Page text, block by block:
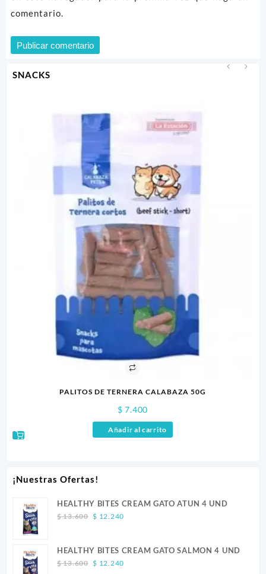
SNACKS
PALITOS DE TERNERA CALABAZA 50G
$ 7.400
Añadir al carrito
¡Nuestras Ofertas!
HEALTHY BITES CREAM GATO ATUN 4 UND
$13.600 Original
$ 13.600.
$ 12.240Current
$ 12.240.
HEALTHY BITES CREAM GATO SALMON 4 UND
$13.600 Original
$ 12.240Current
comentario.